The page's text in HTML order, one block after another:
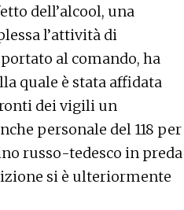
dell’alcool, una
l’attività di
al comando, ha
quale è stata affidata
dei vigili un
personale del 118 per
russo-tedesco in preda
si è ulteriormente